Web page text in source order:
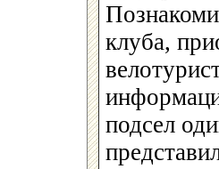
клуба,
подсел